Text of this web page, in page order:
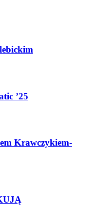
’25
Krawczykiem-